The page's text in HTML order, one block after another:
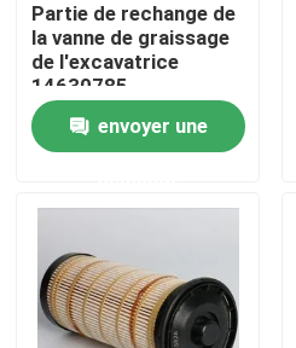
Contrôle de qualité
Contactez-nous
Demandez une citation
Excavatrice Spare Part
Partie de rechange de
la vanne de graissage
de l'excavatrice
14630785
envoyer une